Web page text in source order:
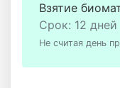
Взятие
Срок: 12 дней
Не считая день